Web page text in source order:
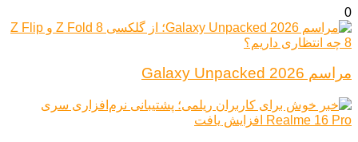
0
مراسم Galaxy Unpacked 2026